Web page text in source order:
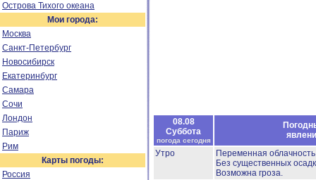
Острова Тихого океана
Мои города:
Москва
Санкт-Петербург
Новосибирск
Екатеринбург
Самара
Сочи
Лондон
Париж
Рим
Карты погоды:
Россия
08.08
Суббота
погода сегодня
Утро
Переменная
Без существенных
Возможна гроза.